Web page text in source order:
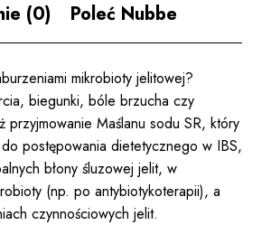
(0) Poleć Nubbe
mikrobioty jelitowej?
biegunki, bóle brzucha czy
przyjmowanie Maślanu sodu SR, który
postępowania dietetycznego w IBS,
błony śluzowej jelit, w
(np. po antybiotykoterapii), a
czynnościowych jelit.